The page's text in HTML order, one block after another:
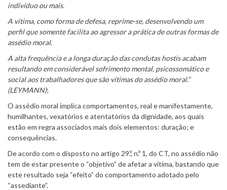
indivíduo ou mais.
A vítima, como forma de defesa, reprime-se, desenvolvendo um
perfil que somente facilita ao agressor a prática de outras formas de
assédio moral.
A alta frequência e a longa duração das condutas hostis acabam
resultando em considerável sofrimento mental, psicossomático e
social aos trabalhadores que são vítimas do assédio moral.”
(LEYMANN);
O assédio moral implica comportamentos, real e manifestamente,
humilhantes, vexatórios e atentatórios da dignidade, aos quais
estão em regra associados mais dois elementos: duração; e
consequências.
De acordo com o disposto no artigo 29.º, n.º 1, do CT, no assédio não
tem de estar presente o “objetivo” de afetar a vítima, bastando que
este resultado seja “efeito” do comportamento adotado pelo
“assediante”.